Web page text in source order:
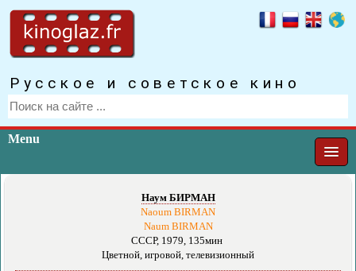
Русское и советское кино
Menu
Наум БИРМАН
Naoum BIRMAN
Naum BIRMAN
СССР, 1979, 135мин
Цветной, игровой, телевизионный